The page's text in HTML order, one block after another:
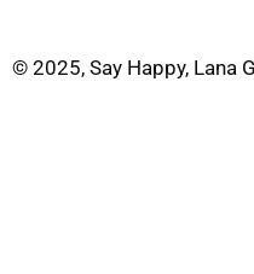
© 2025, Say Happy, Lana